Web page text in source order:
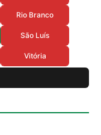
Rio Branco
São Luís
Vitória